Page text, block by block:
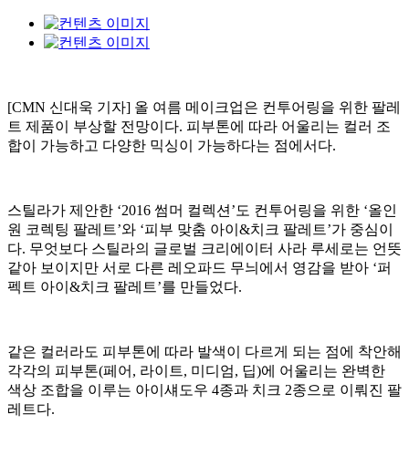
[CMN 신대욱 기자] 올 여름 메이크업은 컨투어링을 위한 팔레
트 제품이 부상할 전망이다. 피부톤에 따라 어울리는 컬러 조
합이 가능하고 다양한 믹싱이 가능하다는 점에서다.
스틸라가 제안한 ‘2016 썸머 컬렉션’도 컨투어링을 위한 ‘올인
원 코렉팅 팔레트’와 ‘피부 맞춤 아이&치크 팔레트’가 중심이
다. 무엇보다 스틸라의 글로벌 크리에이터 사라 루세로는 언뜻
같아 보이지만 서로 다른 레오파드 무늬에서 영감을 받아 ‘퍼
펙트 아이&치크 팔레트’를 만들었다.
같은 컬러라도 피부톤에 따라 발색이 다르게 되는 점에 착안해
각각의 피부톤(페어, 라이트, 미디엄, 딥)에 어울리는 완벽한
색상 조합을 이루는 아이섀도우 4종과 치크 2종으로 이뤄진 팔
레트다.